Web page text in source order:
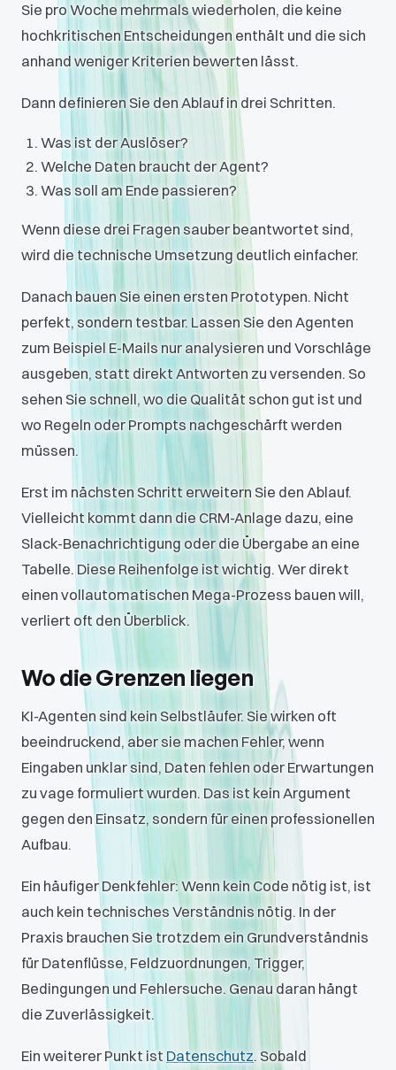
Sie pro Woche mehrmals wiederholen, die keine
hochkritischen Entscheidungen enthält und die sich
anhand weniger Kriterien bewerten lässt.
Dann definieren Sie den Ablauf in drei Schritten.
Was ist der Auslöser?
Welche Daten braucht der Agent?
Was soll am Ende passieren?
Wenn diese drei Fragen sauber beantwortet sind,
wird die technische Umsetzung deutlich einfacher.
Danach bauen Sie einen ersten Prototypen. Nicht
perfekt, sondern testbar. Lassen Sie den Agenten
zum Beispiel E-Mails nur analysieren und Vorschläge
ausgeben, statt direkt Antworten zu versenden. So
sehen Sie schnell, wo die Qualität schon gut ist und
wo Regeln oder Prompts nachgeschärft werden
müssen.
Erst im nächsten Schritt erweitern Sie den Ablauf.
Vielleicht kommt dann die CRM-Anlage dazu, eine
Slack-Benachrichtigung oder die Übergabe an eine
Tabelle. Diese Reihenfolge ist wichtig. Wer direkt
einen vollautomatischen Mega-Prozess bauen will,
verliert oft den Überblick.
Wo die Grenzen liegen
KI-Agenten sind kein Selbstläufer. Sie wirken oft
beeindruckend, aber sie machen Fehler, wenn
Eingaben unklar sind, Daten fehlen oder Erwartungen
zu vage formuliert wurden. Das ist kein Argument
gegen den Einsatz, sondern für einen professionellen
Aufbau.
Ein häufiger Denkfehler: Wenn kein Code nötig ist, ist
auch kein technisches Verständnis nötig. In der
Praxis brauchen Sie trotzdem ein Grundverständnis
für Datenflüsse, Feldzuordnungen, Trigger,
Bedingungen und Fehlersuche. Genau daran hängt
die Zuverlässigkeit.
Ein weiterer Punkt ist Datenschutz. Sobald